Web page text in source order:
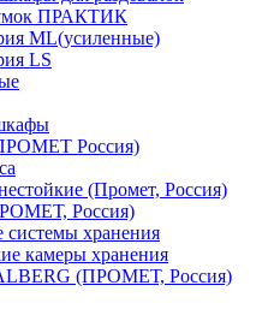
ПРАКТИК
ML(усиленные)
LS
Россия)
(Промет, Россия)
Россия)
системы хранения
камеры хранения
(ПРОМЕТ, Россия)